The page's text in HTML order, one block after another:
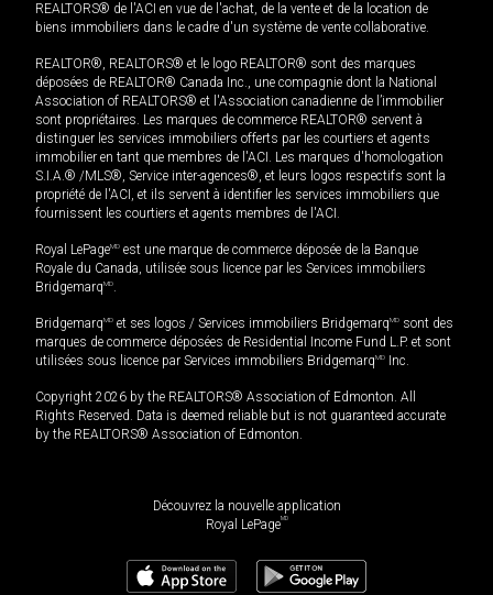
REALTORS® de l'ACI en vue de l'achat, de la vente et de la location de
biens immobiliers dans le cadre d'un système de vente collaborative.
REALTOR®, REALTORS® et le logo REALTOR® sont des marques
déposées de REALTOR® Canada Inc., une compagnie dont la National
Association of REALTORS® et l'Association canadienne de l’immobilier
sont propriétaires. Les marques de commerce REALTOR® servent à
distinguer les services immobiliers offerts par les courtiers et agents
immobilier en tant que membres de l'ACI. Les marques d'homologation
S.I.A.® /MLS®, Service inter-agences®, et leurs logos respectifs sont la
propriété de l'ACI, et ils servent à identifier les services immobiliers que
fournissent les courtiers et agents membres de l'ACI.
Royal LePageMD est une marque de commerce déposée de la Banque
Royale du Canada, utilisée sous licence par les Services immobiliers
BridgemarqMD.
BridgemarqMD et ses logos / Services immobiliers BridgemarqMD sont des
marques de commerce déposées de Residential Income Fund L.P. et sont
utilisées sous licence par Services immobiliers BridgemarqMD Inc.
Copyright 2026 by the REALTORS® Association of Edmonton. All
Rights Reserved. Data is deemed reliable but is not guaranteed accurate
by the REALTORS® Association of Edmonton.
Découvrez la nouvelle application
Royal LePageMD